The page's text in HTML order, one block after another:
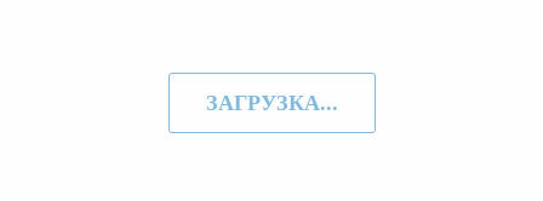
ЗАГРУЗКА...